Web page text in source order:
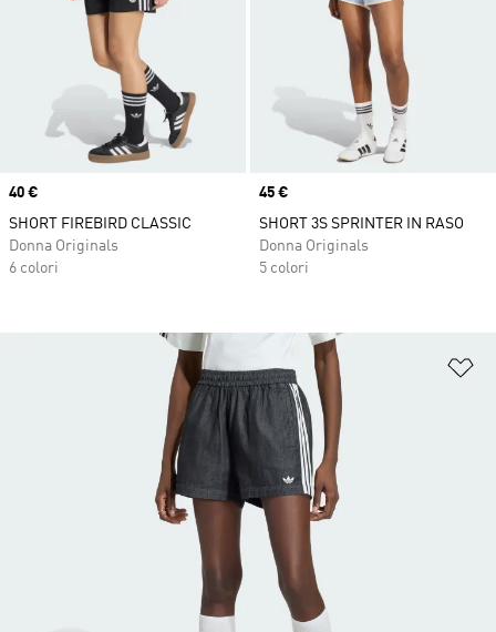
Price
40 €
SHORT FIREBIRD CLASSIC
Donna Originals
6 colori
Price
45 €
SHORT 3S SPRINTER IN RASO
Donna Originals
5 colori